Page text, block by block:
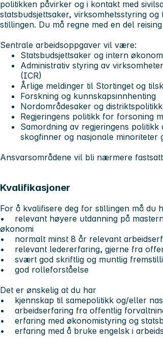
politikken påvirker og i kontakt med
statsbudsjettsaker, virksomhetsstyring
stillingen. Du må regne med en del
Sentrale arbeidsoppgaver vil være:
Statsbudsjettsaker og intern
Administrativ styring av
(ICR)
Årlige meldinger til Stortinget og
Forskning og kunnskapsinnhenting
Nordområdesaker og distriktspolitikk
Regjeringens politikk for forsoning
Samordning av regjeringens
skogfinner og nasjonale minoriteter
Ansvarsområdene vil bli nærmere
Kvalifikasjoner
For å kvalifisere deg for stillingen må du
• relevant høyere utdanning på
økonomi
• normalt minst 8 år relevant
• relevant ledererfaring, gjerne fra
• svært god skriftlig og muntlig
• god rolleforståelse
Det er ønskelig at du har
• kjennskap til samepolitikk og/eller
• arbeidserfaring fra offentlig
• erfaring med økonomistyring og
• erfaring med å bruke engelsk i